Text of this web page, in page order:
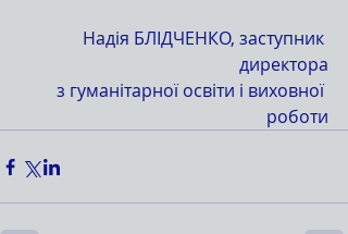
Надія БЛІДЧЕНКО, заступник
директора
з гуманітарної освіти і виховної
роботи